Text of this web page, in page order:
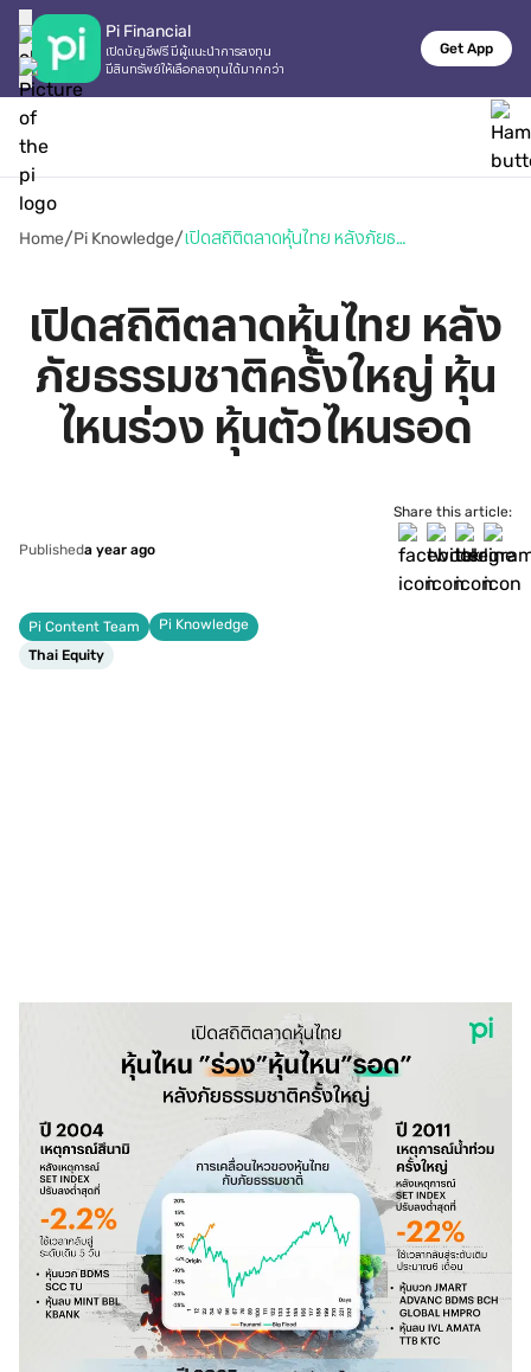
Pi Financial
เปิดบัญชีฟรี มีผู้แนะนำการลงทุน
มีสินทรัพย์ให้เลือกลงทุนได้มากกว่า
Get App
Home/Pi Knowledge/ เปิดสถิติตลาดหุ้นไทย หลังภัยธรรมชาติครั้งใหญ่ หุ้นไหนร่วง หุ้นตัวไหนรอด
เปิดสถิติตลาดหุ้นไทย หลัง
ภัยธรรมชาติครั้งใหญ่ หุ้น
ไหนร่วง หุ้นตัวไหนรอด
Publisheda year ago
Share this article:
Pi Content Team
Pi Knowledge
Thai Equity